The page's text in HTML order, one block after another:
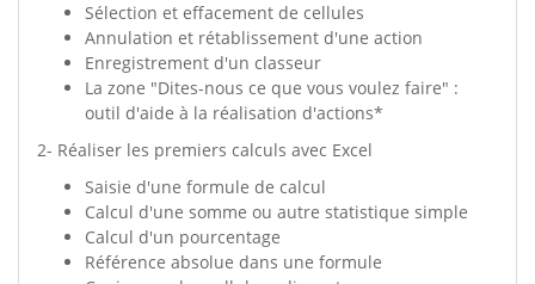
Sélection et effacement de cellules
Annulation et rétablissement d'une action
Enregistrement d'un classeur
La zone "Dites-nous ce que vous voulez faire" :
outil d'aide à la réalisation d'actions*
2- Réaliser les premiers calculs avec Excel
Saisie d'une formule de calcul
Calcul d'une somme ou autre statistique simple
Calcul d'un pourcentage
Référence absolue dans une formule